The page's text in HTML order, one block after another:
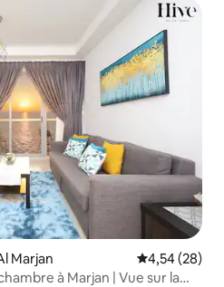
Marjan Évaluation
4,54 (28)
à Marjan | Vue sur la